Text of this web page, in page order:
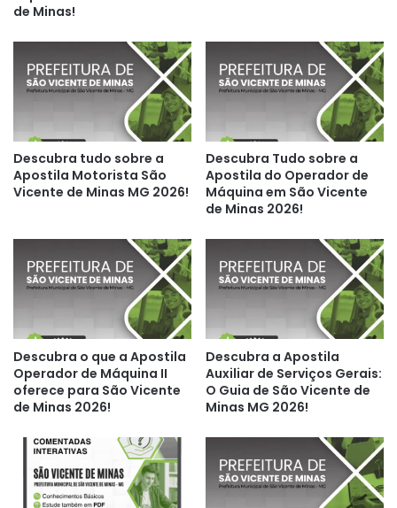
de Minas!
Descubra tudo sobre a
Apostila Motorista São
Vicente de Minas MG 2026!
Descubra Tudo sobre a
Apostila do Operador de
Máquina em São Vicente
de Minas 2026!
Descubra o que a Apostila
Operador de Máquina II
oferece para São Vicente
de Minas 2026!
Descubra a Apostila
Auxiliar de Serviços Gerais:
O Guia de São Vicente de
Minas MG 2026!